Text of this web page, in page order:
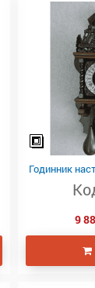
Годинник
9